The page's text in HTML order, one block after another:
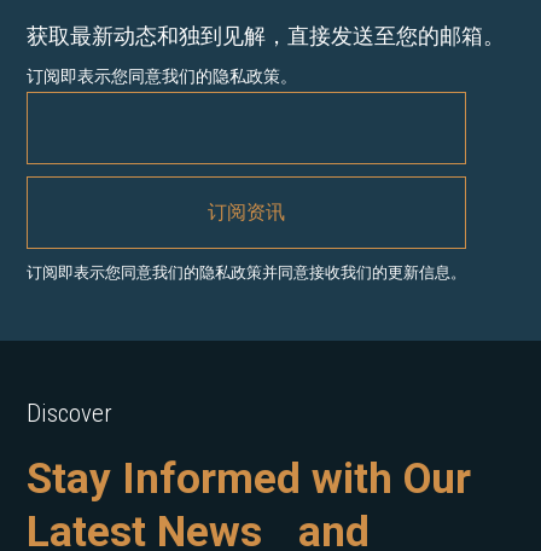
获取最新动态和独到见解，直接发送至您的邮箱。
订阅即表示您同意我们的隐私政策。
订阅即表示您同意我们的隐私政策并同意接收我们的更新信息。
Discover
Stay Informed with Our
Latest News and